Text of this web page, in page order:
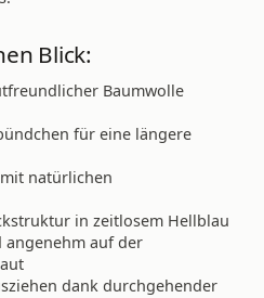
Blick:
Baumwolle
für eine längere
natürlichen
in zeitlosem Hellblau
angenehm auf der
dank durchgehender